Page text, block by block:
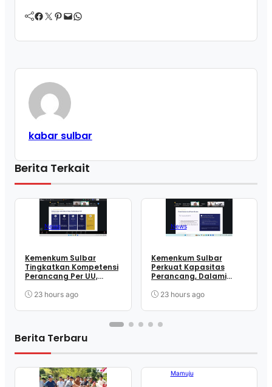
Facebook Twitter Pinterest Mail WhatsApp
kabar sulbar
Berita Terkait
News
Kemenkum Sulbar
Tingkatkan Kompetensi
Perancang Per UU,
Berkualitas
23 hours ago
News
Kemenkum Sulbar
Perkuat Kapasitas
Perancang, Dalami
Pengundangan
23 hours ago
Berita Terbaru
Mamuju